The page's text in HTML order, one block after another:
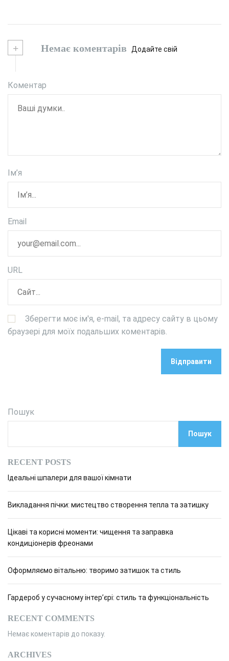
+ Немає коментарів Додайте свій
Коментар
Ім’я
Email
URL
Зберегти моє ім'я, e-mail, та адресу сайту в цьому
браузері для моїх подальших коментарів.
Пошук
Пошук
RECENT POSTS
Ідеальні шпалери для вашої кімнати
Викладання пічки: мистецтво створення тепла та затишку
Цікаві та корисні моменти: чищення та заправка
кондиціонерів фреонами
Оформляємо вітальню: творимо затишок та стиль
Гардероб у сучасному інтер’єрі: стиль та функціональність
RECENT COMMENTS
Немає коментарів до показу.
ARCHIVES